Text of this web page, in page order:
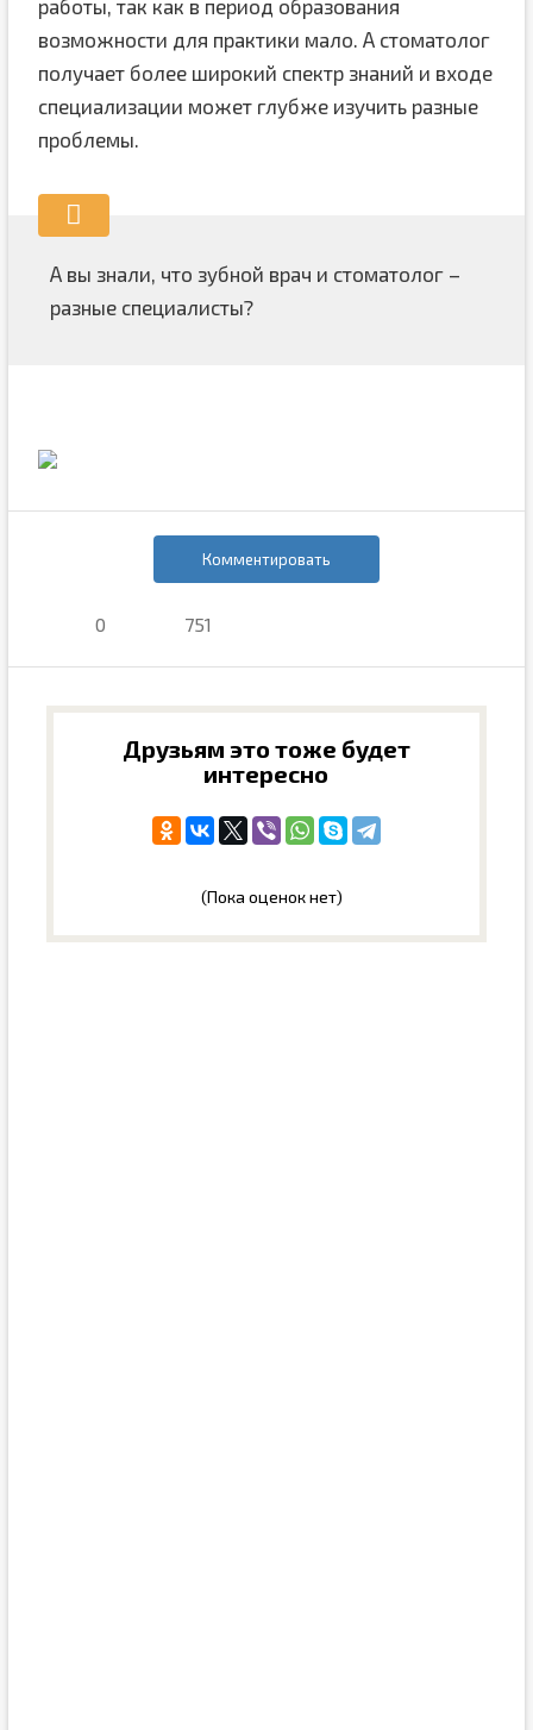
работы, так как в период образования
возможности для практики мало. А стоматолог
получает более широкий спектр знаний и входе
специализации может глубже изучить разные
проблемы.
А вы знали, что зубной врач и стоматолог –
разные специалисты?
Комментировать
0 751
Друзьям это тоже будет
интересно
(Пока оценок нет)